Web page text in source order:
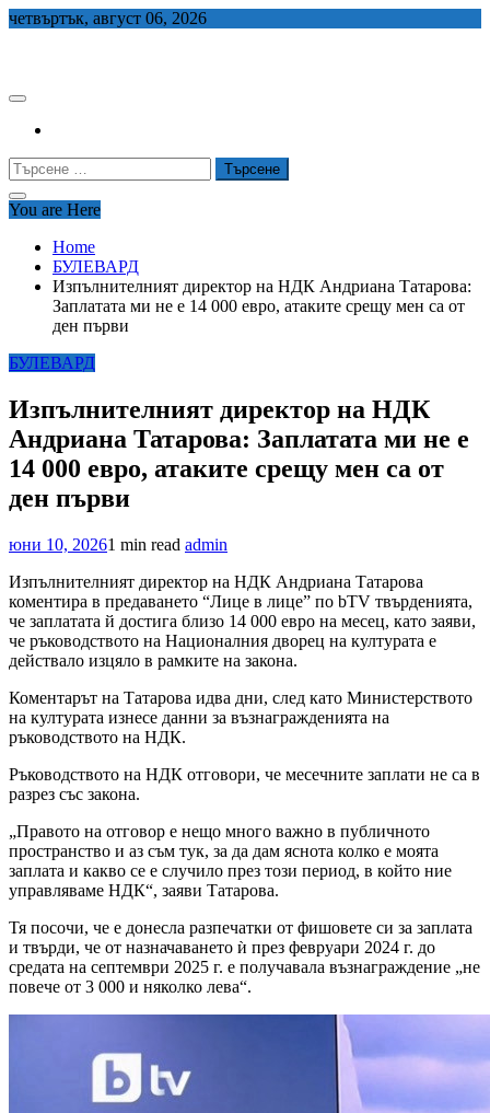
Skip
четвъртък, август 06, 2026
Търсене
за:
You are Here
Home
БУЛЕВАРД
Изпълнителният директор на НДК Андриана Татарова:
Заплатата ми не е 14 000 евро, атаките срещу мен са от
ден първи
БУЛЕВАРД
Изпълнителният директор на НДК
Андриана Татарова: Заплатата ми не е
14 000 евро, атаките срещу мен са от
ден първи
юни 10, 20261 min read admin
Изпълнителният директор на НДК Андриана Татарова
коментира в предаването “Лице в лице” по bTV твърденията,
че заплатата й достига близо 14 000 евро на месец, като заяви,
че ръководството на Националния дворец на културата е
действало изцяло в рамките на закона.
Коментарът на Татарова идва дни, след като Министерството
на културата изнесе данни за възнагражденията на
ръководството на НДК.
Ръководството на НДК отговори, че месечните заплати не са в
разрез със закона.
„Правото на отговор е нещо много важно в публичното
пространство и аз съм тук, за да дам яснота колко е моята
заплата и какво се е случило през този период, в който ние
управляваме НДК“, заяви Татарова.
Тя посочи, че е донесла разпечатки от фишовете си за заплата
и твърди, че от назначаването ѝ през февруари 2024 г. до
средата на септември 2025 г. е получавала възнаграждение „не
повече от 3 000 и няколко лева“.